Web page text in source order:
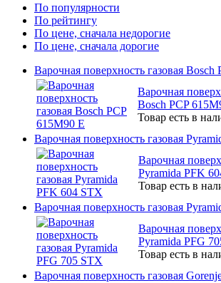
По популярности
По рейтингу
По цене, сначала недорогие
По цене, сначала дорогие
Варочная поверхность газовая Bosch
Варочная
Bosch PCP
Товар есть в
Варочная поверхность газовая
Варочная
Pyramida PFK
Товар есть в
Варочная поверхность газовая
Варочная
Pyramida PFG
Товар есть в
Варочная поверхность газовая